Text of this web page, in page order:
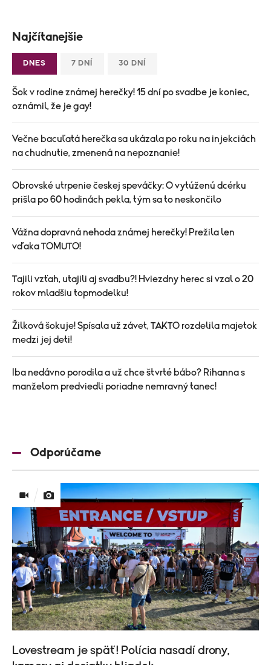
Najčítanejšie
DNES 7 DNÍ 30 DNÍ
Šok v rodine známej herečky! 15 dní po svadbe je koniec,
oznámil, že je gay!
Večne bacuľatá herečka sa ukázala po roku na injekciách
na chudnutie, zmenená na nepoznanie!
Obrovské utrpenie českej speváčky: O vytúženú dcérku
prišla po 60 hodinách pekla, tým sa to neskončilo
Vážna dopravná nehoda známej herečky! Prežila len
vďaka TOMUTO!
Tajili vzťah, utajili aj svadbu?! Hviezdny herec si vzal o 20
rokov mladšiu topmodelku!
Žilková šokuje! Spísala už závet, TAKTO rozdelila majetok
medzi jej deti!
Iba nedávno porodila a už chce štvrté bábo? Rihanna s
manželom predviedli poriadne nemravný tanec!
Odporúčame
Lovestream je späť! Polícia nasadí drony,